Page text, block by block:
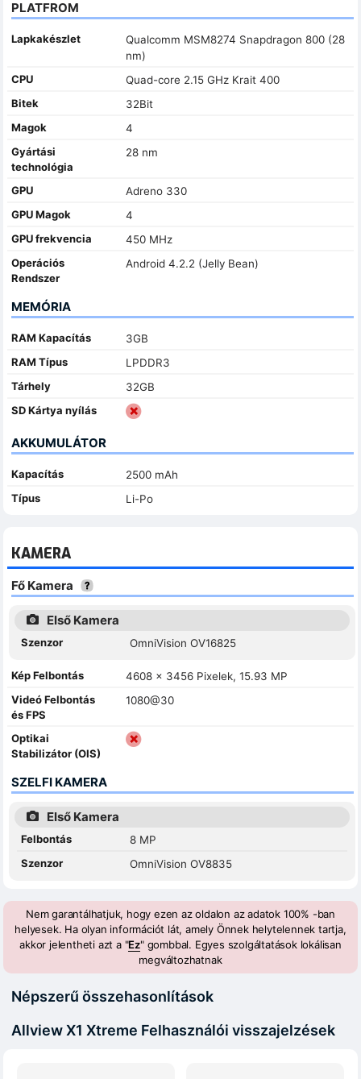
PLATFROM
Lapkakészlet
Qualcomm MSM8274 Snapdragon 800 (28
nm)
CPU
Quad-core 2.15 GHz Krait 400
Bitek
32Bit
Magok
4
Gyártási
technológia
28 nm
GPU
Adreno 330
GPU Magok
4
GPU frekvencia
450 MHz
Operációs
Rendszer
Android 4.2.2 (Jelly Bean)
MEMÓRIA
RAM Kapacítás
3GB
RAM Típus
LPDDR3
Tárhely
32GB
SD Kártya nyílás
AKKUMULÁTOR
Kapacítás
2500 mAh
Típus
Li-Po
KAMERA
Fő Kamera
Első Kamera
Szenzor OmniVision OV16825
Kép Felbontás
4608 x 3456 Pixelek, 15.93 MP
Videó Felbontás
és FPS
1080@30
Optikai
Stabilizátor (OIS)
SZELFI KAMERA
Első Kamera
Felbontás
8 MP
Szenzor
OmniVision OV8835
Nem garantálhatjuk, hogy ezen az oldalon az adatok 100% -ban
helyesek. Ha olyan információt lát, amely Önnek helytelennek tartja,
akkor jelentheti azt a "Ez" gombbal. Egyes szolgáltatások lokálisan
megváltozhatnak
Népszerű összehasonlítások
Allview X1 Xtreme Felhasználói visszajelzések